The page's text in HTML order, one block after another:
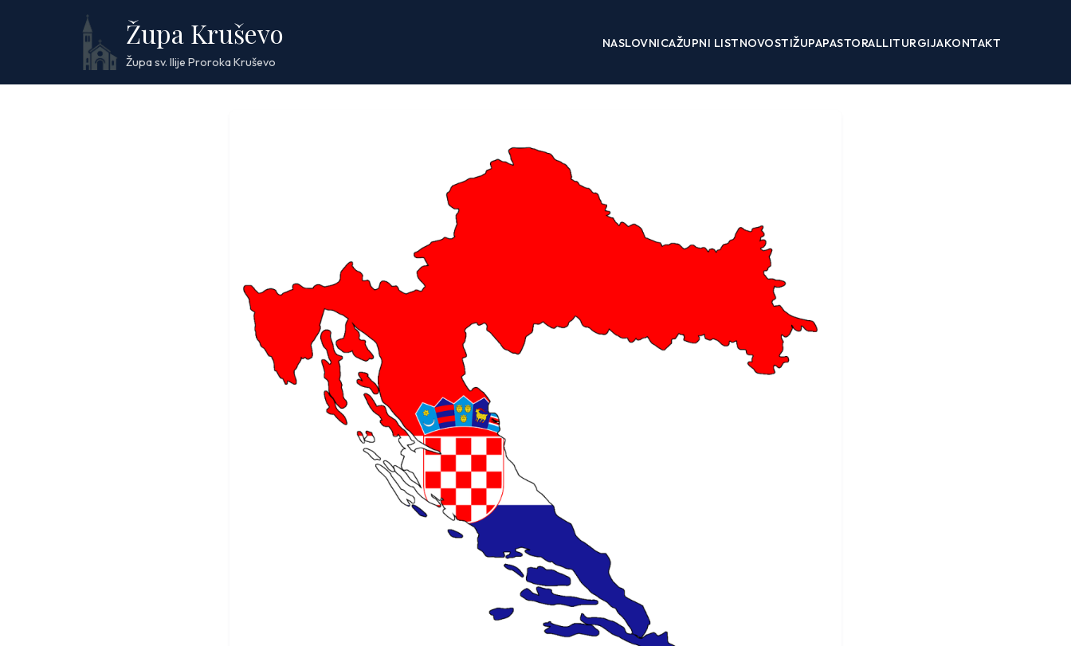
Župa Kruševo
Župa sv. Ilije Proroka Kruševo
NASLOVNICAŽUPNI LISTNOVOSTIŽUPAPASTORALLITURGIJAKONTAKT